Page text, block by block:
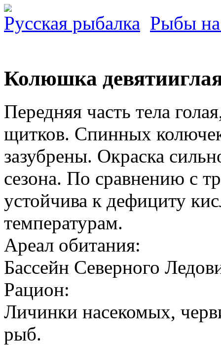
Русская рыбалка Рыбы
Колюшка
Передняя часть тела
щитков. Спинных
зазубрены. Окраска
сезона. По сравнению с
устойчива к дефициту
температурам.
Ареал обитания:
Бассейн Северного
Рацион:
Личинки насекомых,
рыб.